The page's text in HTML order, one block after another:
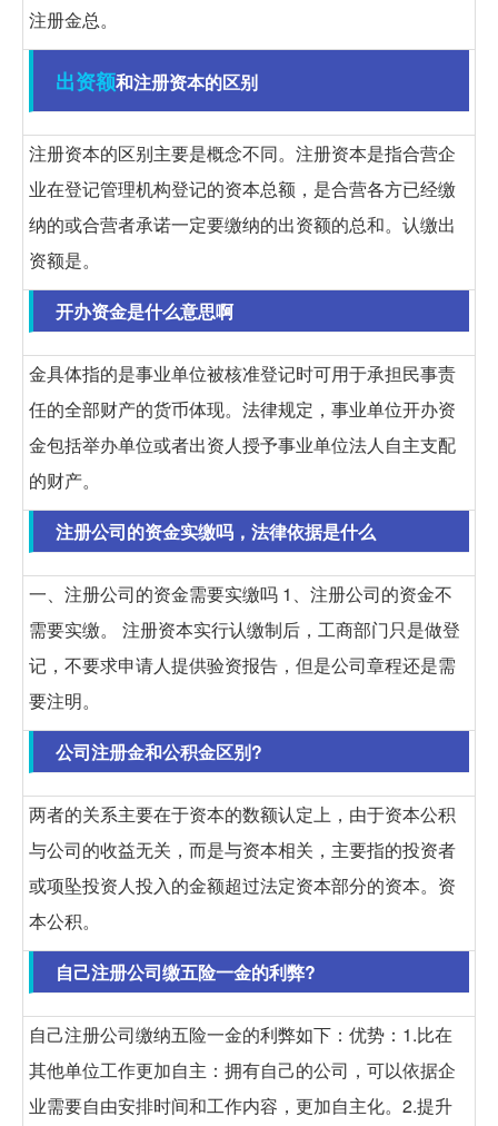
注册金总。
出资额和注册资本的区别
注册资本的区别主要是概念不同。注册资本是指合营企
业在登记管理机构登记的资本总额，是合营各方已经缴
纳的或合营者承诺一定要缴纳的出资额的总和。认缴出
资额是。
开办资金是什么意思啊
金具体指的是事业单位被核准登记时可用于承担民事责
任的全部财产的货币体现。法律规定，事业单位开办资
金包括举办单位或者出资人授予事业单位法人自主支配
的财产。
注册公司的资金实缴吗，法律依据是什么
一、注册公司的资金需要实缴吗 1、注册公司的资金不
需要实缴。 注册资本实行认缴制后，工商部门只是做登
记，不要求申请人提供验资报告，但是公司章程还是需
要注明。
公司注册金和公积金区别?
两者的关系主要在于资本的数额认定上，由于资本公积
与公司的收益无关，而是与资本相关，主要指的投资者
或项坠投资人投入的金额超过法定资本部分的资本。资
本公积。
自己注册公司缴五险一金的利弊?
自己注册公司缴纳五险一金的利弊如下：优势：1.比在
其他单位工作更加自主：拥有自己的公司，可以依据企
业需要自由安排时间和工作内容，更加自主化。2.提升